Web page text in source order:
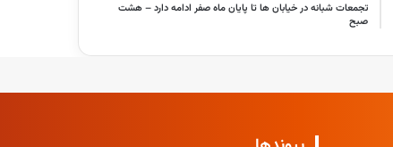
تجمعات شبانه در خیابان ها تا پایان ماه صفر ادامه دارد – هشت
صبح